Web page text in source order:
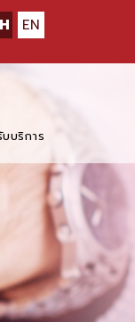
EN
บริการ